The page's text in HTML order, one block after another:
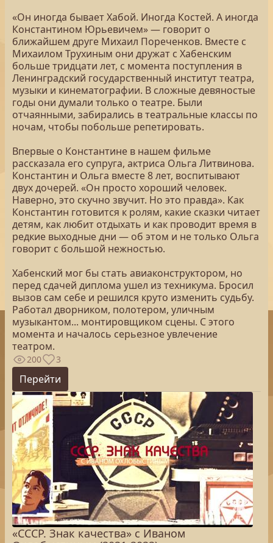
«Он иногда бывает Хабой. Иногда Костей. А иногда
Константином Юрьевичем» — говорит о
ближайшем друге Михаил Пореченков. Вместе с
Михаилом Трухиным они дружат с Хабенским
больше тридцати лет, с момента поступления в
Ленинградский государственный институт театра,
музыки и кинематографии. В сложные девяностые
годы они думали только о театре. Были
отчаянными, забирались в театральные классы по
ночам, чтобы побольше репетировать.
Впервые о Константине в нашем фильме
рассказала его супруга, актриса Ольга Литвинова.
Константин и Ольга вместе 8 лет, воспитывают
двух дочерей. «Он просто хороший человек.
Наверно, это скучно звучит. Но это правда». Как
Константин готовится к ролям, какие сказки читает
детям, как любит отдыхать и как проводит время в
редкие выходные дни — об этом и не только Ольга
говорит с большой нежностью.
Хабенский мог бы стать авиаконструктором, но
перед сдачей диплома ушел из техникума. Бросил
вызов сам себе и решился круто изменить судьбу.
Работал дворником, полотером, уличным
музыкантом... монтировщиком сцены. С этого
момента и началось серьезное увлечение
театром.
200 3
Перейти
«СССР. Знак качества» с Иваном